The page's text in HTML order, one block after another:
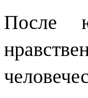
После